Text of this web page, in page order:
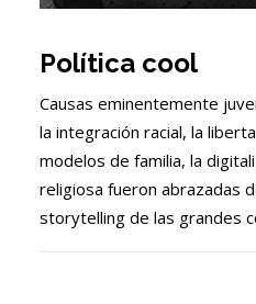
Política cool
Causas eminentemente
la integración racial, la
modelos de familia, la
religiosa fueron abrazadas
storytelling de las grandes